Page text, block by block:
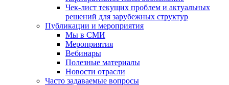
Чек-лист текущих проблем и актуальных
решений для зарубежных структур
Публикации и мероприятия
Мы в СМИ
Мероприятия
Вебинары
Полезные материалы
Новости отрасли
Часто задаваемые вопросы